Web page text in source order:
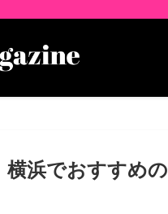
横浜でおすすめ